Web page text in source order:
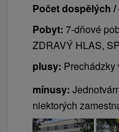
Počet dospělých /
Pobyt: 7-dňové
ZDRAVÝ HLAS,
plusy: Prechádzky
mínusy:
niektorých